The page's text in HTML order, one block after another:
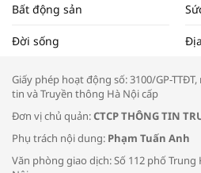
Tọa đàm
thông đầu ra
Bác sĩ tư
Bất động sản
Đời sống
Giấy phép hoạt động số: 3100/GP-
tin và Truyền thông Hà Nội cấp
Đơn vị chủ quản:CTCP THÔNG TIN
Phụ trách nội dung: Phạm Tuấn Anh
Văn phòng giao dịch: Số 112 phố Trung